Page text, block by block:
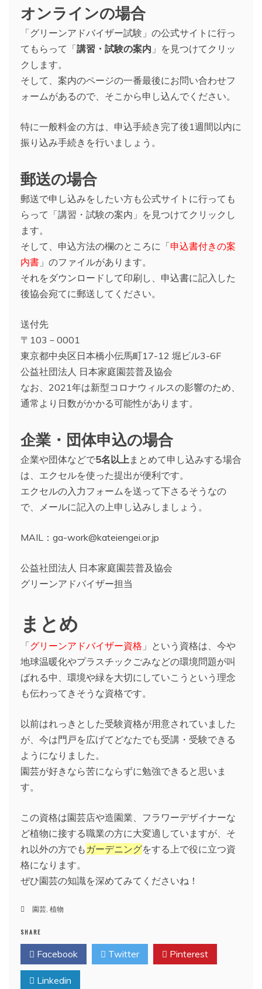
オンラインの場合
「グリーンアドバイザー試験」の公式サイトに行っ
てもらって「講習・試験の案内 」を見つけてクリッ
クします。
そして、案内のページの一番最後にお問い合わせフ
ォームがあるので、そこから申し込んでください。
特に一般料金の方は、申込手続き完了後1週間以内に
振り込み手続きを行いましょう。
郵送の場合
郵送で申し込みをしたい方も公式サイトに行っても
らって「講習・試験の案内」を見つけてクリックし
ます。
そして、申込方法の欄のところに「申込書付きの案
内書 」のファイルがあります。
それをダウンロードして印刷し、申込書に記入した
後協会宛てに郵送してください。
送付先
〒103－0001
東京都中央区日本橋小伝馬町17-12 堀ビル3-6F
公益社団法人 日本家庭園芸普及協会
なお、2021年は新型コロナウィルスの影響のため、
通常より日数がかかる可能性があります。
企業・団体申込の場合
企業や団体などで5名以上まとめて申し込みする場合
は、エクセルを使った提出が便利です。
エクセルの入力フォームを送って下さるそうなの
で、メールに記入の上申し込みしましょう。
MAIL：ga-work@kateiengei.or.jp
公益社団法人 日本家庭園芸普及協会
グリーンアドバイザー担当
まとめ
「グリーンアドバイザー資格 」という資格は、今や
地球温暖化やプラスチックごみなどの環境問題が叫
ばれる中、環境や緑を大切にしていこうという理念
も伝わってきそうな資格です。
以前はれっきとした受験資格が用意されていました
が、今は門戸を広げてどなたでも受講・受験できる
ようになりました。
園芸が好きなら苦にならずに勉強できると思いま
す。
この資格は園芸店や造園業、フラワーデザイナーな
ど植物に接する職業の方に大変適していますが、そ
れ以外の方でも ガーデニングをする上で役に立つ資
格になります。
ぜひ園芸の知識を深めてみてくださいね！
園芸, 植物
SHARE
Facebook Twitter Pinterest
Linkedin